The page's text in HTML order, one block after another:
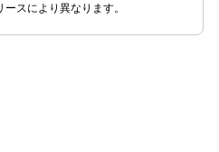
スにより異なります。